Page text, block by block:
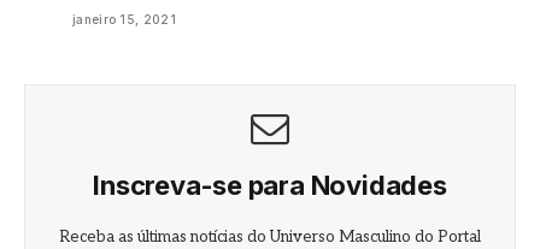
janeiro 15, 2021
Inscreva-se para Novidades
Receba as últimas notícias do Universo Masculino do Portal